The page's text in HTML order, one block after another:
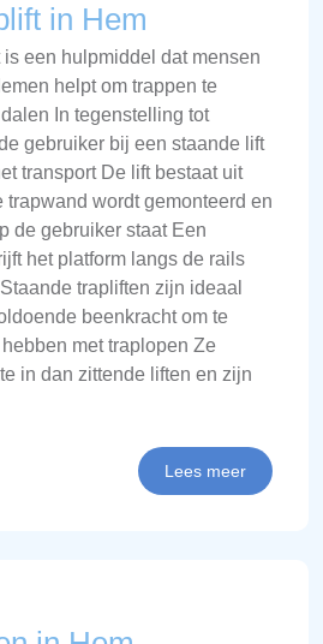
in Hem
een hulpmiddel dat mensen
helpt om trappen te
In tegenstelling tot
gebruiker bij een staande lift
transport De lift bestaat uit
trapwand wordt gemonteerd en
de gebruiker staat Een
het platform langs de rails
trapliften zijn ideaal
beenkracht om te
met traplopen Ze
in dan zittende liften en zijn
Lees meer